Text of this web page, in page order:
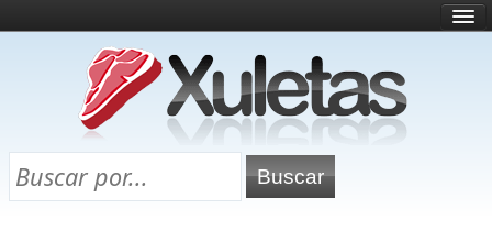
¿Qué es esto?
Directorio
Chuletas para exámenes